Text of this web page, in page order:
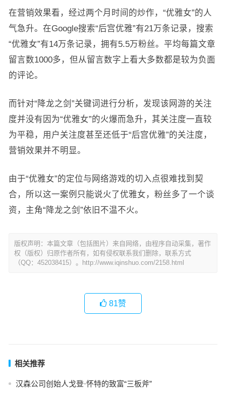
在营销效果看，经过两个月时间的炒作，“优雅女”的人
气急升。在Google搜索“后宫优雅”有21万条记录，搜索
“优雅女”有14万条记录，拥有5.5万粉丝。平均每篇文章
留言数1000多，但从留言数字上看大多数都是较为负面
的评论。
而针对“降龙之剑”关键词进行分析，发现该网游的关注
度并没有因为“优雅女”的火爆而急升，其关注度一直较
为平稳，用户关注度甚至还低于“后宫优雅”的关注度，
营销效果并不明显。
由于“优雅女”的定位与网络游戏的切入点很难找到契
合，所以这一案例只能说火了优雅女，粉丝多了一个谈
资，主角“降龙之剑”依旧不温不火。
版权声明：本篇文章（包括图片）来自网络，由程序自动采集，著作
权（版权）归原作者所有，如有侵权联系我们删除，联系方式
（QQ：452038415）。http://www.iqinshuo.com/2158.html
81赞
相关推荐
汉森公司创始人戈登·怀特的致富“三板斧”